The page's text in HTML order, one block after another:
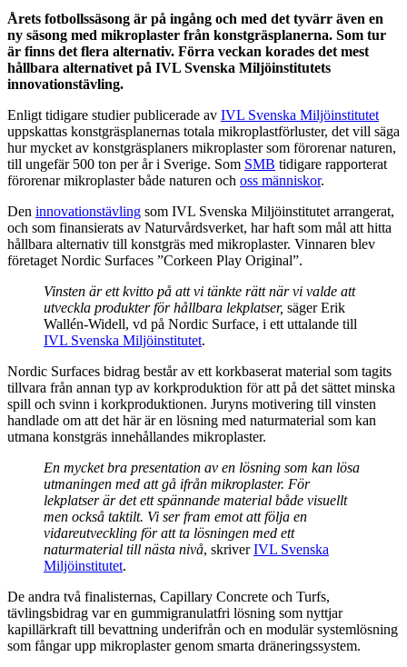
Årets fotbollssäsong är på ingång och med det tyvärr även en
ny säsong med mikroplaster från konstgräsplanerna. Som tur
är finns det flera alternativ. Förra veckan korades det mest
hållbara alternativet på IVL Svenska Miljöinstitutets
innovationstävling.
Enligt tidigare studier publicerade av IVL Svenska Miljöinstitutet
uppskattas konstgräsplanernas totala mikroplastförluster, det vill säga
hur mycket av konstgräsplaners mikroplaster som förorenar naturen,
till ungefär 500 ton per år i Sverige. Som SMB tidigare rapporterat
förorenar mikroplaster både naturen och oss människor.
Den innovationstävling som IVL Svenska Miljöinstitutet arrangerat,
och som finansierats av Naturvårdsverket, har haft som mål att hitta
hållbara alternativ till konstgräs med mikroplaster. Vinnaren blev
företaget Nordic Surfaces ”Corkeen Play Original”.
Vinsten är ett kvitto på att vi tänkte rätt när vi valde att
utveckla produkter för hållbara lekplatser, säger Erik
Wallén-Widell, vd på Nordic Surface, i ett uttalande till
IVL Svenska Miljöinstitutet.
Nordic Surfaces bidrag består av ett korkbaserat material som tagits
tillvara från annan typ av korkproduktion för att på det sättet minska
spill och svinn i korkproduktionen. Juryns motivering till vinsten
handlade om att det här är en lösning med naturmaterial som kan
utmana konstgräs innehållandes mikroplaster.
En mycket bra presentation av en lösning som kan lösa
utmaningen med att gå ifrån mikroplaster. För
lekplatser är det ett spännande material både visuellt
men också taktilt. Vi ser fram emot att följa en
vidareutveckling för att ta lösningen med ett
naturmaterial till nästa nivå, skriverIVL Svenska
Miljöinstitutet.
De andra två finalisternas, Capillary Concrete och Turfs,
tävlingsbidrag var en gummigranulatfri lösning som nyttjar
kapillärkraft till bevattning underifrån och en modulär systemlösning
som fångar upp mikroplaster genom smarta dräneringssystem.